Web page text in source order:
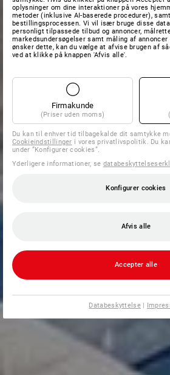
oplysninger om dine interaktioner på vores
metoder (inklusive AI-baserede procedurer),
bestillingsprocessen. Vi vil især bruge disse
personligt tilpassede tilbud og annoncer,
markedsundersøgelser samt måling af annoncer
ønsker dette, kan du vælge at afvise brugen af
ved at klikke på knappen 'Afvis alle'.
Firmakunde
(Priser uden moms)
Du kan til enhver tid tilbagekalde dit samtykke
Cookieindstillinger i vores privatlivspolitik. Du
under ”Konfigurer cookies”.
Yderligere informationer, se
Konfigurer cookies
Afvis alle
Accepter alle
Databeskyttelse|